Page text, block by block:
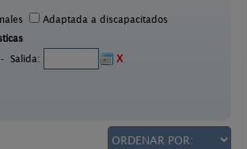
Adaptada a discapacitados
- Salida:
X